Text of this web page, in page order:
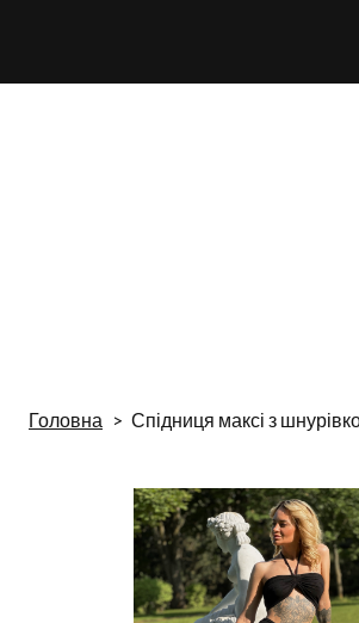
Головна Спідниця максі з